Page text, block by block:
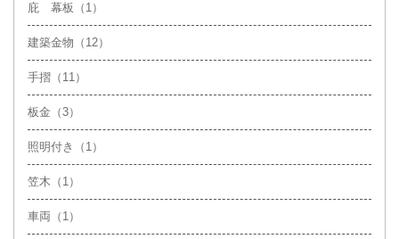
庇 幕板（1）
建築金物（12）
手摺（11）
板金（3）
照明付き（1）
笠木（1）
車両（1）